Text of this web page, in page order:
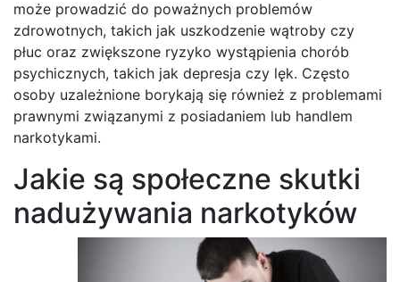
może prowadzić do poważnych problemów
zdrowotnych, takich jak uszkodzenie wątroby czy
płuc oraz zwiększone ryzyko wystąpienia chorób
psychicznych, takich jak depresja czy lęk. Często
osoby uzależnione borykają się również z problemami
prawnymi związanymi z posiadaniem lub handlem
narkotykami.
Jakie są społeczne skutki
nadużywania narkotyków